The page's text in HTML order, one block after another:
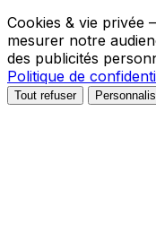
Cookies & vie privée
mesurer notre
des publicités
Politique de
Tout refuser